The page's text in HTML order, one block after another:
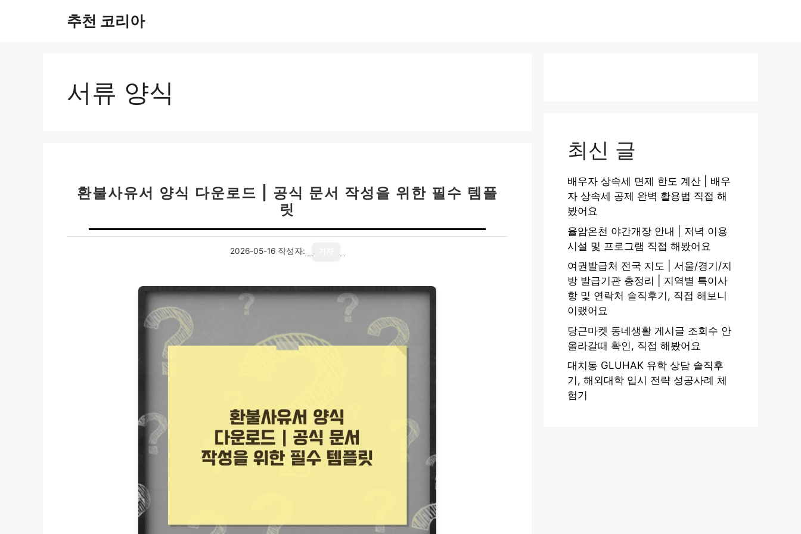
추천 코리아
서류 양식
환불사유서 양식 다운로드 | 공식 문서 작성을 위한 필수 템플
릿
2026-05-16 작성자:
최신 글
배우자 상속세 면제 한도 계산 | 배우
자 상속세 공제 완벽 활용법 직접 해
봤어요
율암온천 야간개장 안내 | 저녁 이용
시설 및 프로그램 직접 해봤어요
여권발급처 전국 지도 | 서울/경기/지
방 발급기관 총정리 | 지역별 특이사
항 및 연락처 솔직후기, 직접 해보니
이랬어요
당근마켓 동네생활 게시글 조회수 안
올라갈때 확인, 직접 해봤어요
대치동 GLUHAK 유학 상담 솔직후
기, 해외대학 입시 전략 성공사례 체
험기